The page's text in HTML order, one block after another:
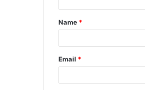
t
*
Name *
Email *